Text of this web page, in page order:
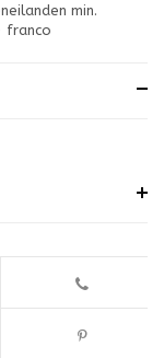
min.
franco